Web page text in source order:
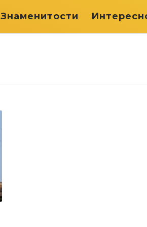
Знаменитости